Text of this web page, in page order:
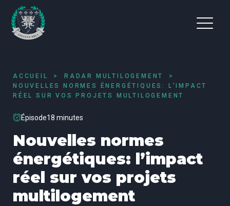
ACCUEIL
RADAR MULTILOGEMENT
NOUVELLES NORMES ÉNERGÉTIQUES: L’IMPACT
RÉEL SUR VOS PROJETS MULTILOGEMENT
Épisode18 minutes
Nouvelles normes
énergétiques: l’impact
réel sur vos projets
multilogement